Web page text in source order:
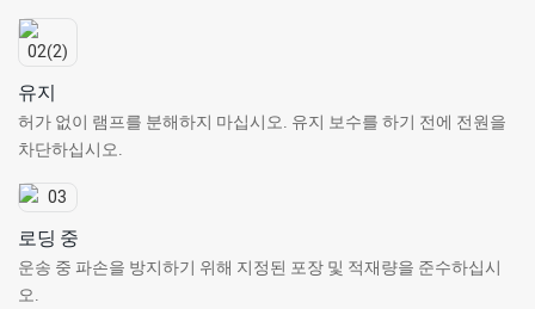
유지
허가 없이 램프를 분해하지 마십시오. 유지 보수를 하기 전에 전원을
차단하십시오.
로딩 중
운송 중 파손을 방지하기 위해 지정된 포장 및 적재량을 준수하십시
오.